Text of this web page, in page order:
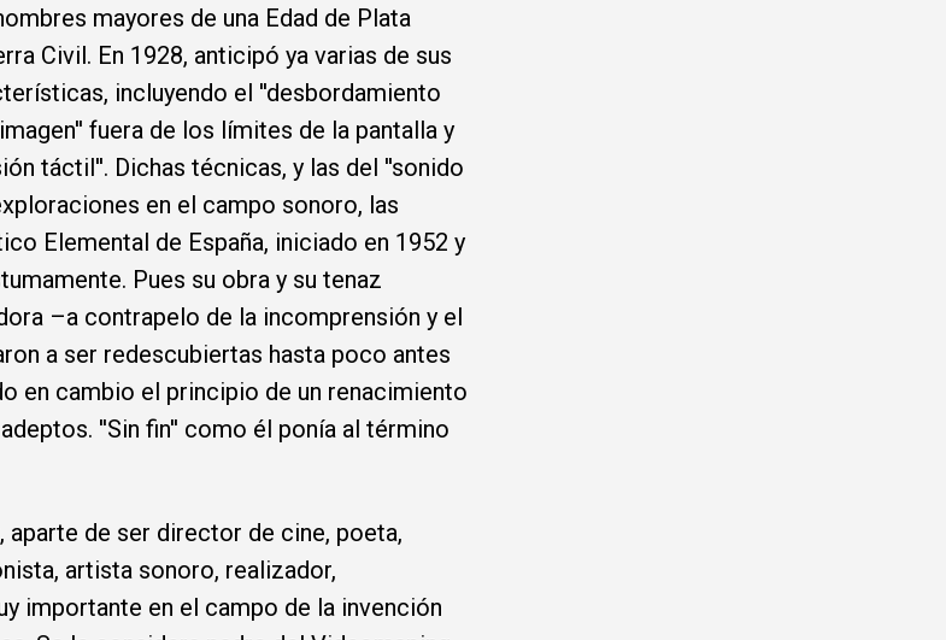
mayores de una Edad de Plata
Civil. En 1928, anticipó ya varias de sus
incluyendo el ''desbordamiento
fuera de los límites de la pantalla y
táctil''. Dichas técnicas, y las del ''sonido
en el campo sonoro, las
Elemental de España, iniciado en 1952 y
Pues su obra y su tenaz
–a contrapelo de la incomprensión y el
a ser redescubiertas hasta poco antes
en cambio el principio de un renacimiento
''Sin fin'' como él ponía al término
, aparte de ser director de cine, poeta,
artista sonoro, realizador,
importante en el campo de la invención